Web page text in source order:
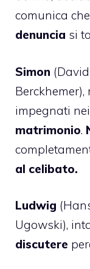
comunica
denuncia si
Simon
impegnati
matrimonio.
al celibato.
Ludwig
Ugowski),
discutere